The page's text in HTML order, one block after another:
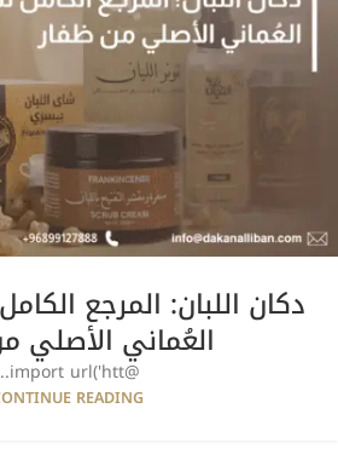
دكان اللبان: المرجع
العُماني الأصلي
@import url('htt...
READING